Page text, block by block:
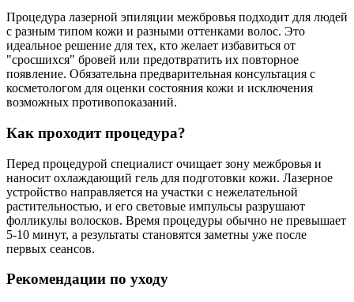
Процедура лазерной эпиляции межбровья подходит для людей
с разным типом кожи и разными оттенками волос. Это
идеальное решение для тех, кто желает избавиться от
"сросшихся" бровей или предотвратить их повторное
появление. Обязательна предварительная консультация с
косметологом для оценки состояния кожи и исключения
возможных противопоказаний.
Как проходит процедура?
Перед процедурой специалист очищает зону межбровья и
наносит охлаждающий гель для подготовки кожи. Лазерное
устройство направляется на участки с нежелательной
растительностью, и его световые импульсы разрушают
фолликулы волосков. Время процедуры обычно не превышает
5-10 минут, а результаты становятся заметны уже после
первых сеансов.
Рекомендации по уходу